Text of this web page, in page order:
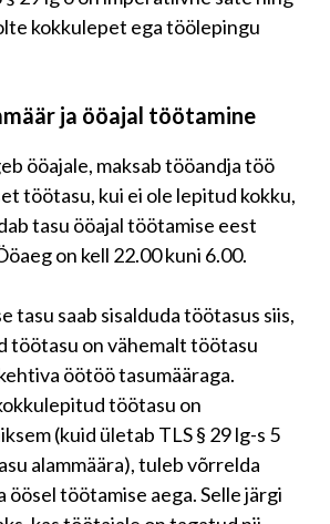
kokkulepet ega töölepingu
ja ööajal töötamine
ööajale, maksab tööandja töö
töötasu, kui ei ole lepitud kokku,
tasu ööajal töötamise eest
on kell 22.00 kuni 6.00.
tasu saab sisalduda töötasus siis,
töötasu on vähemalt töötasu
öötöö tasumääraga.
töötasu on
(kuid ületab TLS § 29 lg-s 5
alammäära), tuleb võrrelda
öösel töötamise aega. Selle järgi